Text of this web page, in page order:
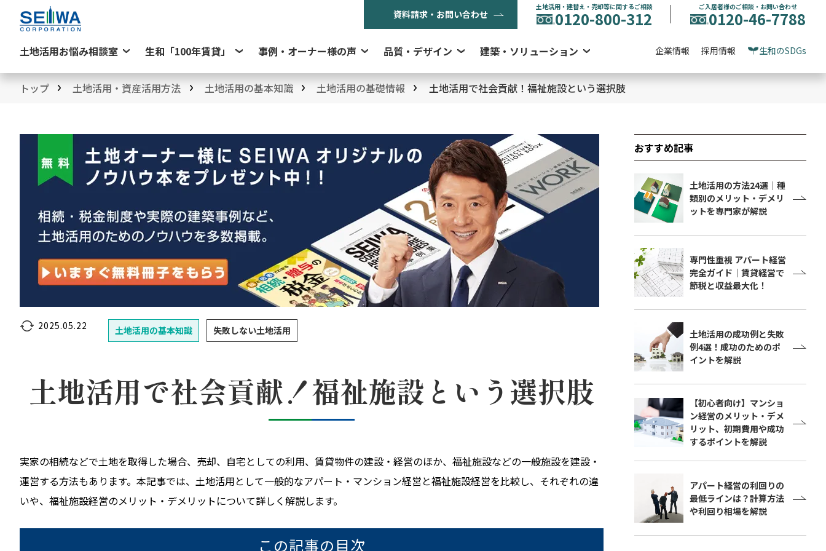
資料請求・お問い合わせ
土地活用・建替え・売却等に関するご相談
0120-800-312
ご入居者様のご相談・お問い合わせ
0120-46-7788
土地活用お悩み相談室 生和「100年賃貸」 事例・オーナー様の声 品質・デザイン 建築・ソリューション 企業情報 採用情報 生和のSDGs
トップ 土地活用・資産活用方法 土地活用の基本知識 土地活用の基礎情報 土地活用で社会貢献！福祉施設という選択肢
2025.05.22 土地活用の基本知識 失敗しない土地活用
土地活用で社会貢献！福祉施設という選択肢
実家の相続などで土地を取得した場合、売却、自宅としての利用、賃貸物件の建設・経営のほか、福祉施設などの一般施設を建設・
運営する方法もあります。本記事では、土地活用として一般的なアパート・マンション経営と福祉施設経営を比較し、それぞれの違
いや、福祉施設経営のメリット・デメリットについて詳しく解説します。
この記事の目次
おすすめ記事
土地活用の方法24選｜種
類別のメリット・デメリ
ットを専門家が解説
専門性重視 アパート経営
完全ガイド｜賃貸経営で
節税と収益最大化！
土地活用の成功例と失敗
例4選！成功のためのポ
イントを解説
【初心者向け】マンショ
ン経営のメリット・デメ
リット、初期費用や成功
するポイントを解説
アパート経営の利回りの
最低ラインは？計算方法
や利回り相場を解説